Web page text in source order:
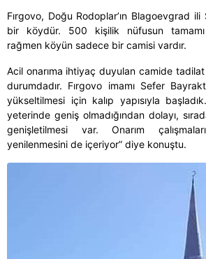
Fırgovo, Doğu Rodoplar’ın Blagoevgrad
bir köydür. 500 kişilik nüfusun tamamı
rağmen köyün sadece bir camisi vardır.
Acil onarıma ihtiyaç duyulan camide tadilat
durumdadır. Fırgovo imamı Sefer
yükseltilmesi için kalıp yapısıyla
yeterinde geniş olmadığından dolayı,
genişletilmesi var. Onarım
yenilenmesini de içeriyor” diye konuştu.